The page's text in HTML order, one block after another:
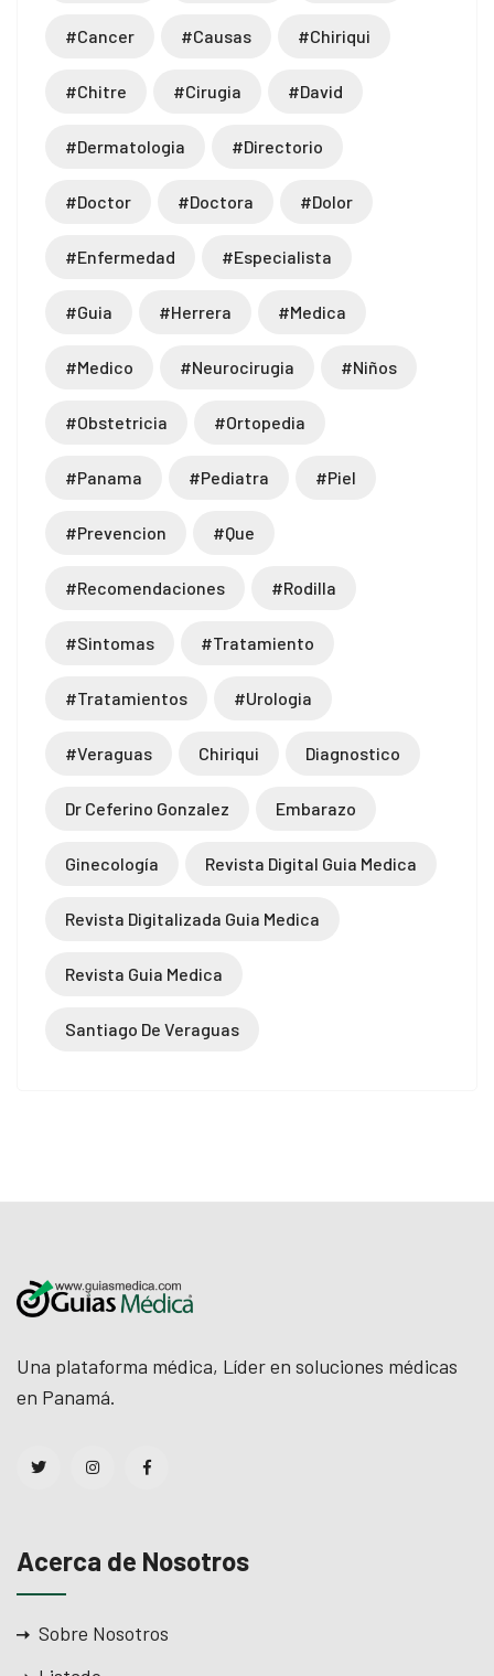
#cancer #causas #chiriqui
#chitre #cirugia #david
#dermatologia #directorio
#doctor #doctora #dolor
#enfermedad #especialista
#guia #herrera #medica
#medico #neurocirugia #niños
#obstetricia #ortopedia
#panama #pediatra #piel
#prevencion #que
#recomendaciones #rodilla
#sintomas #tratamiento
#tratamientos #urologia
#veraguas Chiriqui Diagnostico
Dr Ceferino Gonzalez Embarazo
Ginecología Revista Digital Guia Medica
Revista Digitalizada Guia Medica
Revista Guia Medica
Santiago De Veraguas
Una plataforma médica, Líder en soluciones médicas
en Panamá.
Acerca de Nosotros
Sobre Nosotros